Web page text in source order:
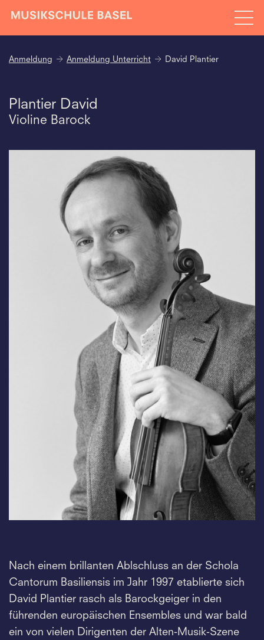
Anmeldung Anmeldung Unterricht David Plantier
Plantier David
Violine Barock
Nach einem brillanten Ablschluss an der Schola
Cantorum Basiliensis im Jahr 1997 etablierte sich
David Plantier rasch als Barockgeiger in den
führenden europäischen Ensembles und war bald
ein von vielen Dirigenten der Alten-Musik-Szene